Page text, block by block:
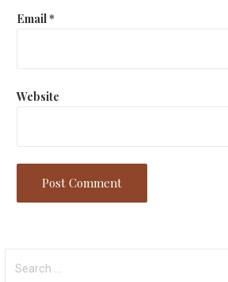
Email*
Website
for: